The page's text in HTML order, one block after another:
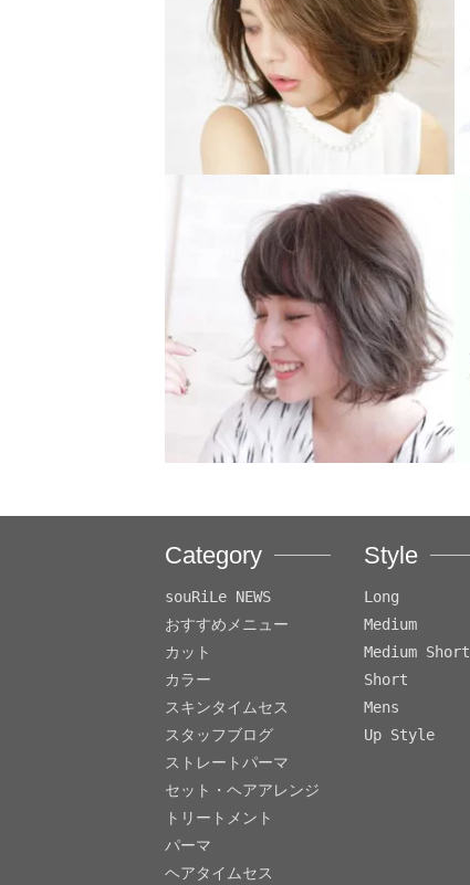
Category
souRiLe NEWS
おすすめメニュー
カット
カラー
スキンタイムセス
スタッフブログ
ストレートパーマ
セット・ヘアアレンジ
トリートメント
パーマ
ヘアタイムセス
Style
Long
Medium
Medium Short
Short
Mens
Up Style